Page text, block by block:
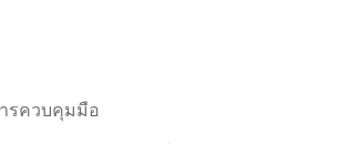
ารควบคุมมือ